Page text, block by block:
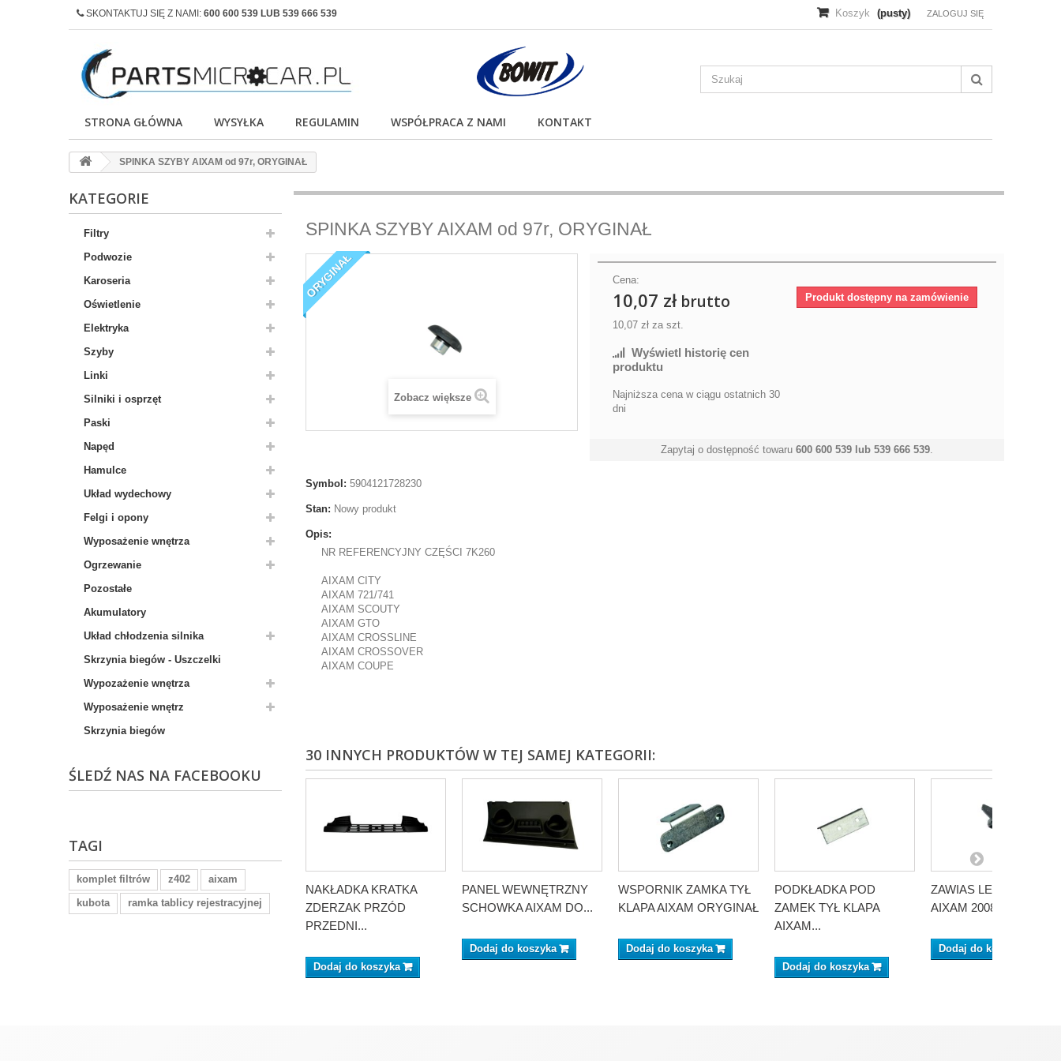
SKONTAKTUJ SIĘ Z NAMI: 600 600 539 LUB 539 666 539 ZALOGUJ SIĘ
Koszyk (pusty)
STRONA GŁÓWNA WYSYŁKA REGULAMIN WSPÓŁPRACA Z NAMI KONTAKT
SPINKA SZYBY AIXAM od 97r, ORYGINAŁ
KATEGORIE
Filtry
Podwozie
Karoseria
Oświetlenie
Elektryka
Szyby
Linki
Silniki i osprzęt
Paski
Napęd
Hamulce
Układ wydechowy
Felgi i opony
Wyposażenie wnętrza
Ogrzewanie
Pozostałe
Akumulatory
Układ chłodzenia silnika
Skrzynia biegów - Uszczelki
Wypozażenie wnętrza
Wyposażenie wnętrz
Skrzynia biegów
ŚLEDŹ NAS NA FACEBOOKU
TAGI
komplet filtrów z402
aixam
kubota
ramka tablicy rejestracyjnej
SPINKA SZYBY AIXAM od 97r, ORYGINAŁ
ORYGINAŁ
Zobacz większe
Cena:
10,07 złbrutto
10,07 zł za szt.
Wyświetl historię cen
produktu
Najniższa cena w ciągu ostatnich 30
dni
Produkt dostępny na zamówienie
Zapytaj o dostępność towaru 600 600 539 lub 539 666 539.
Symbol: 5904121728230
Stan: Nowy produkt
Opis:
NR REFERENCYJNY CZĘŚCI 7K260
AIXAM CITY
AIXAM 721/741
AIXAM SCOUTY
AIXAM GTO
AIXAM CROSSLINE
AIXAM CROSSOVER
AIXAM COUPE
30 INNYCH PRODUKTÓW W TEJ SAMEJ KATEGORII:
NAKŁADKA KRATKA
ZDERZAK PRZÓD
PRZEDNI...
Dodaj do koszyka
PANEL WEWNĘTRZNY
SCHOWKA AIXAM DO...
Dodaj do koszyka
WSPORNIK ZAMKA TYŁ
KLAPA AIXAM ORYGINAŁ
Dodaj do koszyka
PODKŁADKA POD
ZAMEK TYŁ KLAPA
AIXAM...
Dodaj do koszyka
ZAWIAS LEWY MASKI
AIXAM 2008 ORYGINAŁ
Dodaj do koszyka